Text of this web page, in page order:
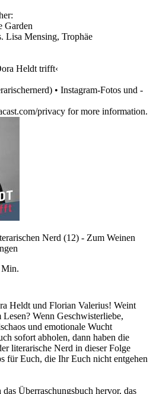
Garden
Lisa Mensing, Trophäe
Heldt trifft‹
• Instagram-Fotos und -
privacy for more information.
Nerd (12) - Zum Weinen
Min.
Heldt und Florian Valerius! Weint
Wenn Geschwisterliebe,
und emotionale Wucht
sofort abholen, dann haben die
literarische Nerd in dieser Folge
für Euch, die Ihr Euch nicht entgehen
Überraschungsbuch hervor, das